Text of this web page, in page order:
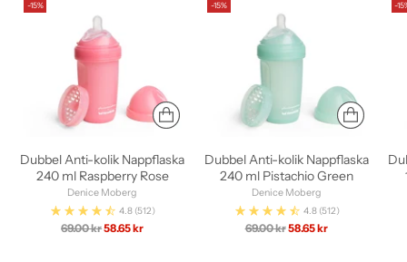
-15%
Dubbel Anti-kolik Nappflaska
240 ml Raspberry Rose
Denice Moberg
4.8 (512)
Ordinarie
69.00 kr58.65 kr
-15%
Dubbel Anti-kolik Nappflaska
240 ml Pistachio Green
Denice Moberg
4.8 (512)
Ordinarie
69.00 kr58.65 kr
-